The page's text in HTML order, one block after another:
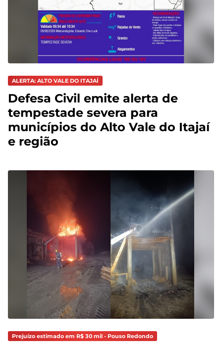
ALERTA: ALTO VALE DO ITAJAÍ
Defesa Civil emite alerta de
tempestade severa para
municípios do Alto Vale do Itajaí
e região
Prejuízo estimado em R$ 30 mil - Pouso Redondo